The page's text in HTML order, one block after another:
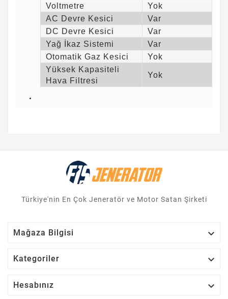
Voltmetre
Yok
AC Devre Kesici
Var
DC Devre Kesici
Var
Yağ İkaz Sistemi
Var
Otomatik Gaz Kesici
Yok
Yüksek Kapasiteli
Hava Filtresi
Yok
Türkiye'nin En Çok Jeneratör ve Motor Satan Şirketi
Mağaza Bilgisi 
Kategoriler 
Hesabınız 